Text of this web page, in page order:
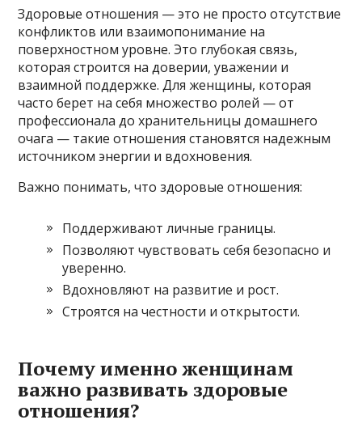
Здоровые отношения — это не просто отсутствие
конфликтов или взаимопонимание на
поверхностном уровне. Это глубокая связь,
которая строится на доверии, уважении и
взаимной поддержке. Для женщины, которая
часто берет на себя множество ролей — от
профессионала до хранительницы домашнего
очага — такие отношения становятся надежным
источником энергии и вдохновения.
Важно понимать, что здоровые отношения:
Поддерживают личные границы.
Позволяют чувствовать себя безопасно и
уверенно.
Вдохновляют на развитие и рост.
Строятся на честности и открытости.
Почему именно женщинам
важно развивать здоровые
отношения?